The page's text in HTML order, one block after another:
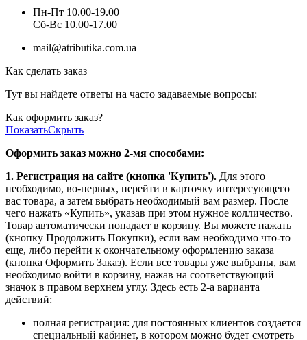
Пн-Пт 10.00-19.00
Cб-Вс 10.00-17.00
mail@atributika.com.ua
Как сделать заказ
Тут вы найдете ответы на часто задаваемые вопросы:
Как оформить заказ?
ПоказатьСкрыть
Оформить заказ можно 2-мя способами:
1. Регистрация на сайте (кнопка 'Купить'). Для этого
необходимо, во-первых, перейти в карточку интересующего
вас товара, а затем выбрать необходимый вам размер. После
чего нажать «Купить», указав при этом нужное колличество.
Товар автоматически попадает в корзину. Вы можете нажать
(кнопку Продолжить Покупки), если вам необходимо что-то
еще, либо перейти к окончательному оформлению заказа
(кнопка Оформить Заказ). Если все товары уже выбраны, вам
необходимо войти в корзину, нажав на соответствующий
значок в правом верхнем углу. Здесь есть 2-а варианта
действий:
полная регистрация: для постоянных клиентов создается
специальный кабинет, в котором можно будет смотреть